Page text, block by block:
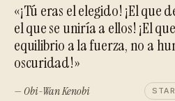
«¡Tú eras el elegido! ¡El que
el que se uniría a ellos! ¡El
equilibrio a la fuerza, no a
oscuridad!»
— Obi-Wan Kenobi